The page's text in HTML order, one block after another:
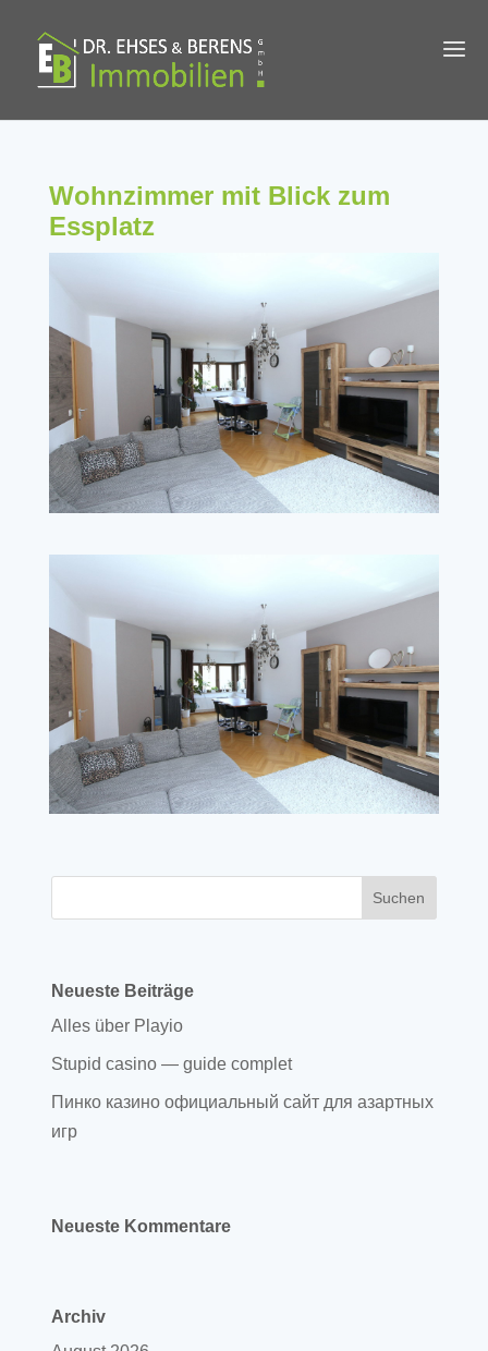
Wohnzimmer mit Blick zum
Essplatz
Neueste Beiträge
Alles über Playio
Stupid casino — guide complet
Пинко казино официальный сайт для азартных
игр
Neueste Kommentare
Archiv